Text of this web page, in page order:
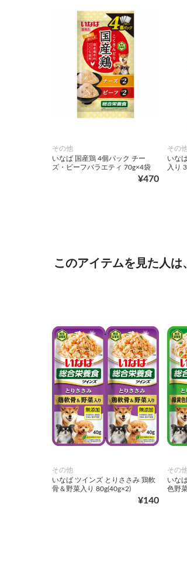
その他
いなば 国産鶏 4個パック チー
ズ・ビーフバラエティ 70g×4袋
¥470
その
いな
入り
このアイテムを見た人
その他
いなば ツインズ とりささみ 鶏軟
骨＆野菜入り 80g(40g×2)
¥140
その
いな
色野